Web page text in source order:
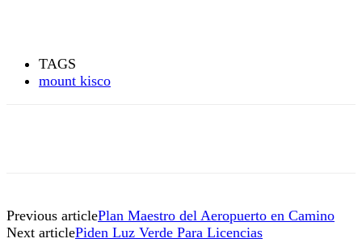
TAGS
mount kisco
Previous articlePlan Maestro del Aeropuerto en Camino
Next articlePiden Luz Verde Para Licencias